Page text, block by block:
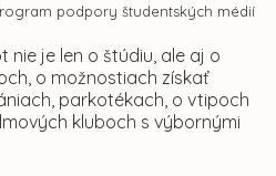
podpory študentských médií
nie je len o štúdiu, ale aj o
o možnostiach získať
parkotékach, o vtipoch
kluboch s výbornými